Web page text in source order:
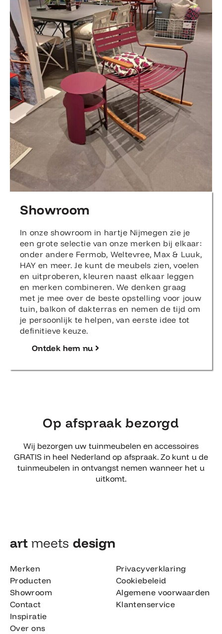
Showroom
In onze showroom in hartje Nijmegen zie je
een grote selectie van onze merken bij elkaar:
onder andere Fermob, Weltevree, Max & Luuk,
HAY en meer. Je kunt de meubels zien, voelen
en uitproberen, kleuren naast elkaar leggen
en merken combineren. We denken graag
met je mee over de beste opstelling voor jouw
tuin, balkon of dakterras en nemen de tijd om
je persoonlijk te helpen, van eerste idee tot
definitieve keuze.
Ontdek hem nu
Op afspraak bezorgd
Wij bezorgen uw tuinmeubelen en accessoires
GRATIS in heel Nederland op afspraak. Zo kunt u de
tuinmeubelen in ontvangst nemen wanneer het u
uitkomt.
art meets design​
Merken
Producten
Showroom
Contact
Inspiratie
Over ons
Privacyverklaring
Cookiebeleid
Algemene voorwaarden
Klantenservice